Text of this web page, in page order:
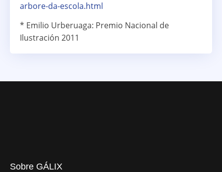
arbore-da-escola.html
* Emilio Urberuaga: Premio Nacional de
Ilustración 2011
Sobre GÁLIX